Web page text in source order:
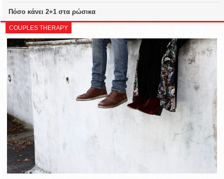
Πόσο κάνει 2+1 στα ρώσικα
COUPLES THERAPY